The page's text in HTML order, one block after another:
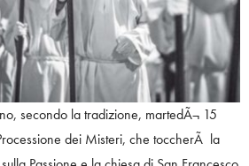
secondo la tradizione, martedÃ¬ 15
dei Misteri, che toccherÃ la